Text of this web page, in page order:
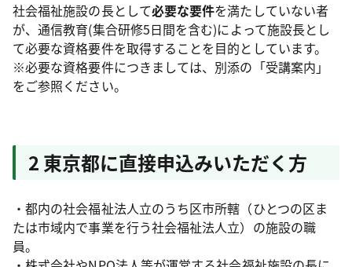
社会福祉施設の長として必要な要件を満たしていない者
が、通信教育(集合研修5日間を含む)によって施設長とし
て必要な資格要件を取得することを目的としています。
※必要な資格要件につきましては、別添の「受講案内」
をご参照ください。
2 東京都に直接申込みいただく方
・都内の社会福祉法人立のうち区市所轄（ひとつの区ま
たは市域内で事業を行う社会福祉法人立）の施設の職
員。